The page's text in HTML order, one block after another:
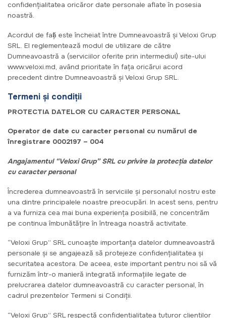
confidenţialitatea oricăror date personale aflate în posesia
noastră.
Acordul de faţă este încheiat între Dumneavoastră şi Veloxi Grup
SRL. El reglementează modul de utilizare de către
Dumneavoastră a (serviciilor oferite prin intermediul) site-ului
www.veloxi.md, având prioritate în faţa oricărui acord
precedent dintre Dumneavoastră şi Veloxi Grup SRL.
Termeni și condiții
PROTECTIA DATELOR CU CARACTER PERSONAL
Operator de date cu caracter personal cu numărul de
înregistrare 0002197 – 004
Angajamentul “Veloxi Grup” SRL cu privire la protecția datelor
cu caracter personal
Încrederea dumneavoastră în serviciile și personalul nostru este
una dintre principalele noastre preocupări. In acest sens, pentru
a va furniza cea mai buna experiența posibilă, ne concentrăm
pe continua îmbunătățire în întreaga noastră activitate.
“Veloxi Grup” SRL cunoaște importanța datelor dumneavoastră
personale și se angajează să protejeze confidențialitatea și
securitatea acestora. De aceea, este important pentru noi să vă
furnizăm într-o manieră integrată informațiile legate de
prelucrarea datelor dumneavoastră cu caracter personal, în
cadrul prezentelor Termeni si Condiții.
“Veloxi Grup” SRL respectă confidențialitatea tuturor clienților